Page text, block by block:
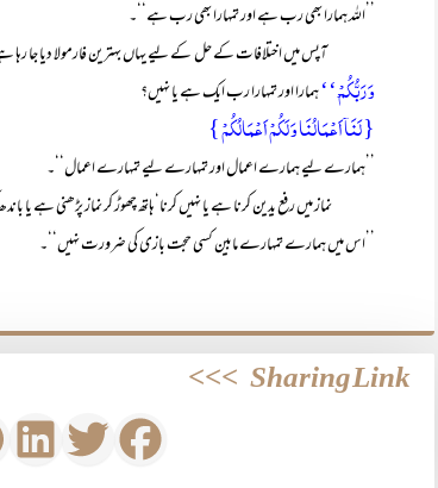
’’اللہ ہمارا بھی رب ہے اور تمہارا بھی رب ہے‘‘۔
آپس میں اختلافات کے حل کے لیے یہاں بہترین فارمولا دیا جا رہا ہے۔
وَ رَبُّکُمۡ ْ‘‘ہمارا اور تمہارا رب ایک ہے یا نہیں؟
{ لَنَاۤ اَعۡمَالُنَا وَ لَکُمۡ اَعۡمَالُکُمۡ }
’’ہمارے لیے ہمارے اعمال اور تمہارے لیے تمہارے اعمال‘‘۔
نماز میں رفع یدین کرنا ہے یا نہیں کرنا‘ہاتھ چھوڑ کر نماز پڑھنی ہے یا
’’اس میں ہمارے تمہارے مابین کسی حجت بازی کی ضرورت نہیں‘‘۔
Sharing Link
>>>